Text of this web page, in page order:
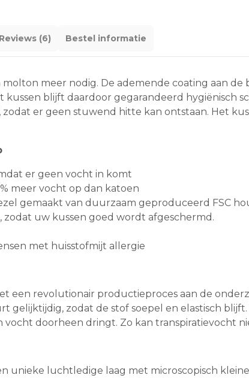
Reviews (6) Bestel informatie
meer nodig. De ademende coating aan
blijft daardoor gegarandeerd hygiënisch
er geen stuwend hitte kan ontstaan. Het
er geen vocht in komt
meer vocht op dan katoen
gemaakt van duurzaam geproduceerd FSC
zodat uw kussen goed wordt afgeschermd.
met huisstofmijt allergie
een revolutionair productieproces aan de
gelijktijdig, zodat de stof soepel en elastisch
doorheen dringt. Zo kan transpiratievocht
unieke luchtledige laag met microscopisch